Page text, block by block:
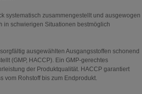
systematisch zusammengestellt und ausgewogen
in schwierigen Situationen bestmöglich
ausgewählten Ausgangsstoffen schonend
(GMP, HACCP). Ein GMP-gerechtes
der Produktqualität. HACCP garantiert
vom Rohstoff bis zum Endprodukt.